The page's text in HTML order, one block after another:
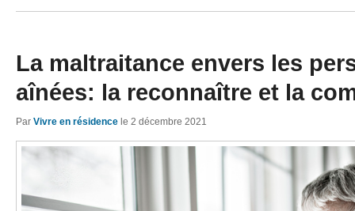
La maltraitance envers les
aînées: la reconnaître et la
Par Vivre en résidence le 2 décembre 2021